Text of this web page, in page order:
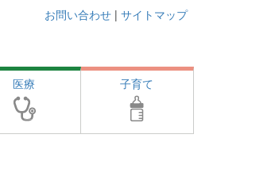
お問い合わせ | サイトマップ
医療 子育て